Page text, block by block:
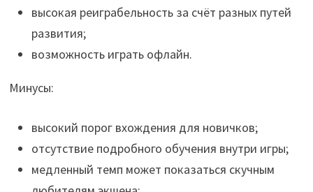
высокая реиграбельность за счёт разных путей
развития;
возможность играть офлайн.
Минусы:
высокий порог вхождения для новичков;
отсутствие подробного обучения внутри игры;
медленный темп может показаться скучным